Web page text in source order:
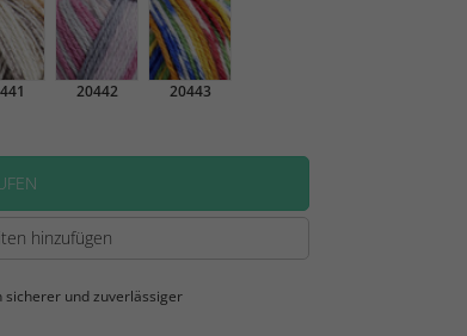
20442 20443
hinzufügen
sicherer und zuverlässiger